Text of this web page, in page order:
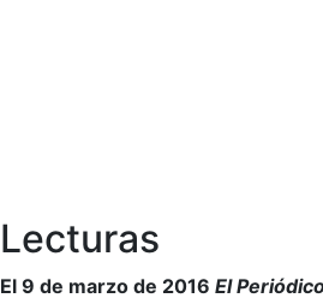
Lecturas
El 9 de marzo de 2016 El